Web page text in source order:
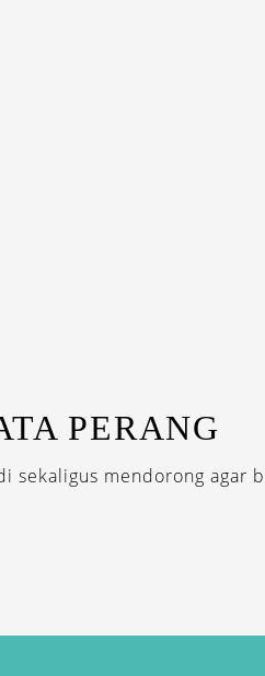
PERANG
sekaligus mendorong agar